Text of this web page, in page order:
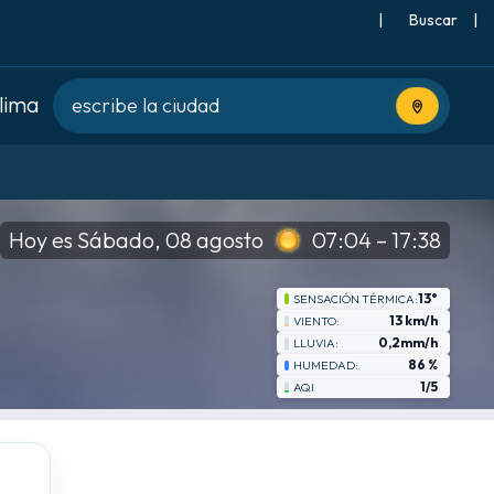
| |
Usa tu
Hoy es Sábado, 08 agosto 07:04 – 17:38
SENSACIÓN TÉRMICA:13°
VIENTO: 13 km/h
LLUVIA: 0,2mm/h
HUMEDAD: 86 %
AQI 1/5